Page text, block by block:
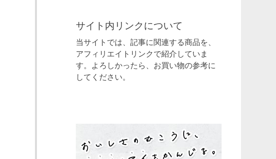
サイト内リンクについて
当サイトでは、記事に関連する商品を、
アフィリエイトリンクで紹介していま
す。よろしかったら、お買い物の参考に
してください。